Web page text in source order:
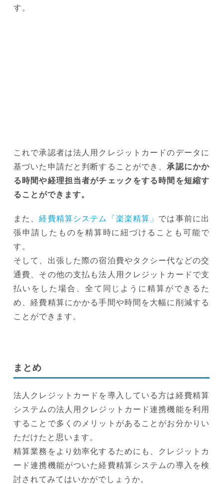
す。
これで承認者は法人用クレジットカードのデータに
基づいた申請だと判断することができ、承認にかか
る時間や経理担当者がチェックをする時間を短縮す
ることができます。
また、経費精算システム「楽楽精算」 では事前に出
張申請したものを精算時に紐づけることも可能で
す。
そして、出張した際の宿泊費やタクシー代などの交
通費、その他の支払も法人用クレジットカードで支
払いをした場合、全て同じように精算ができるた
め、経費精算にかかる手間や時間を大幅に削減する
ことができます。
まとめ
法人クレジットカードを導入している方は経費精算
システムの法人用クレジットカード連携機能を利用
することで多くのメリットがあることがお分かりい
ただけたと思います。
精算業務をより効率化するためにも、クレジットカ
ード連携機能がついた経費精算システムの導入を検
討されてみてはいかがでしょうか。